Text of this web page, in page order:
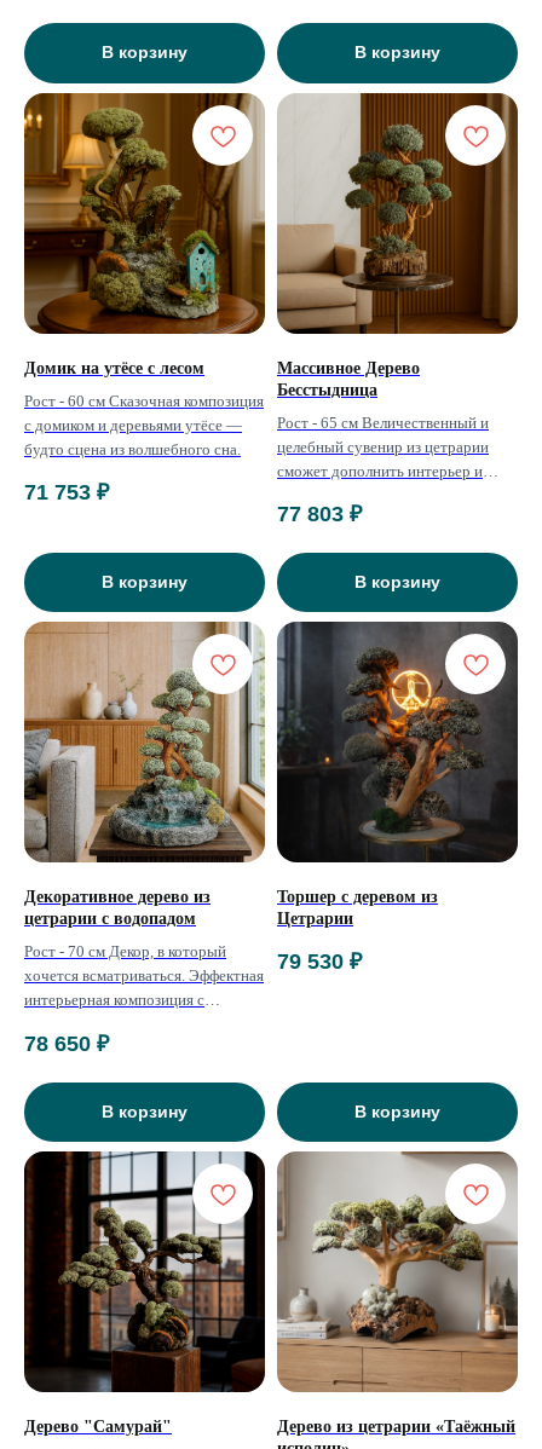
динамичную, живую форму, а
крупные декоративные цветы
придают изделию эффект роскоши
и художественной глубины.
В корзину В корзину
Домик на утёсе с лесом
Рост - 60 см Сказочная композиция
с домиком и деревьями утёсе —
будто сцена из волшебного сна.
71 753 ₽
В корзину
Массивное Дерево
Бесстыдница
Рост - 65 см Величественный и
целебный сувенир из цетрарии
сможет дополнить интерьер и
дома.
77 803 ₽
В корзину
Декоративное дерево из
цетрарии с водопадом
Рост - 70 см Декор, в который
хочется всматриваться. Эффектная
интерьерная композиция с
цетрарии — как застывший кадр из
78 650 ₽
В корзину
Торшер с деревом из
Цетрарии
79 530 ₽
В корзину
Дерево "Самурай"
Дерево из цетрарии «Таёжный